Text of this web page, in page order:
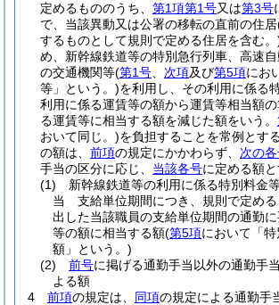
定めるもののうち、 第1項第1号又は第3号
で、当該異動又は公署の移転の直前の住居
するものとして規則で定める住居を含む。
め、新幹線鉄道等の特別急行列車、高速
の交通機関等(第1号 次項及び第5項にお
等」という。)を利用し、その利用に係る
利用に係る運賃等の額から運賃等相当額
る運賃等に相当する額を減じた額をいう。
おいて同じ。)を負担することを常例とす
の額は、 前項の規定にかかわらず、 次の
手当の区分に応じ、 当該各号に定める額と
(1)
新幹線鉄道等の利用に係る特別料金
当 支給単位期間につき、規則で定め
出した当該職員の支給単位期間の通勤
等の額に相当する額(第5項において「
額」という。)
(2)
前号に掲げる通勤手当以外の通勤手
よる額
4
前項の規定は、 同項の規定による通勤手